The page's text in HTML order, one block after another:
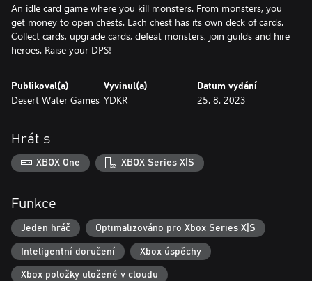
An idle card game where you kill monsters. From monsters, you
get money to open chests. Each chest has its own deck of cards.
Collect cards, upgrade cards, defeat monsters, join guilds and hire
heroes. Raise your DPS!
Publikoval(a)
Desert Water Games
Vyvinul(a)
YDKR
Datum vydání
25. 8. 2023
Hrát s
XBOX One XBOX Series X|S
Funkce
Jeden hráč Optimalizováno pro Xbox Series X|S
Inteligentní doručení Xbox úspěchy
Xbox položky uložené v cloudu